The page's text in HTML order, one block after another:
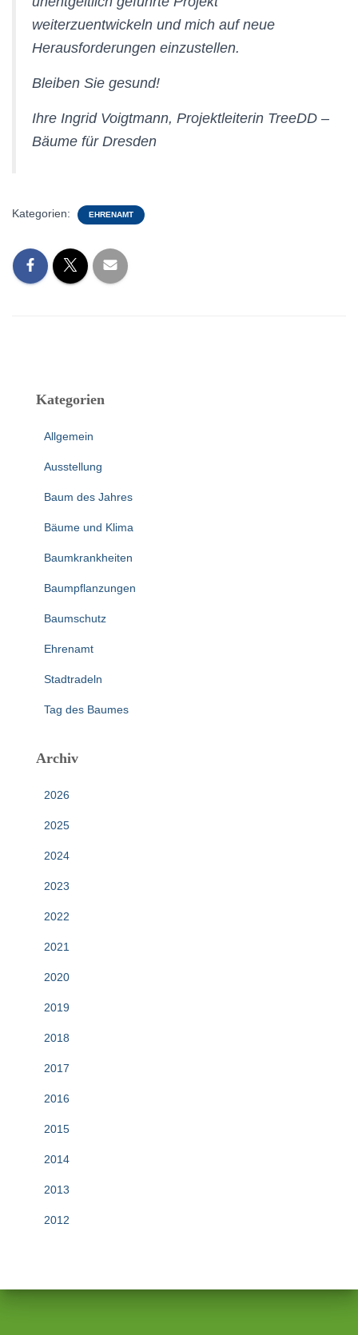
weiterzuentwickeln und mich auf neue
Herausforderungen einzustellen.
Bleiben Sie gesund!
Ihre Ingrid Voigtmann, Projektleiterin TreeDD –
Bäume für Dresden
Kategorien: EHRENAMT
Kategorien
Allgemein
Ausstellung
Baum des Jahres
Bäume und Klima
Baumkrankheiten
Baumpflanzungen
Baumschutz
Ehrenamt
Stadtradeln
Tag des Baumes
Archiv
2026
2025
2024
2023
2022
2021
2020
2019
2018
2017
2016
2015
2014
2013
2012